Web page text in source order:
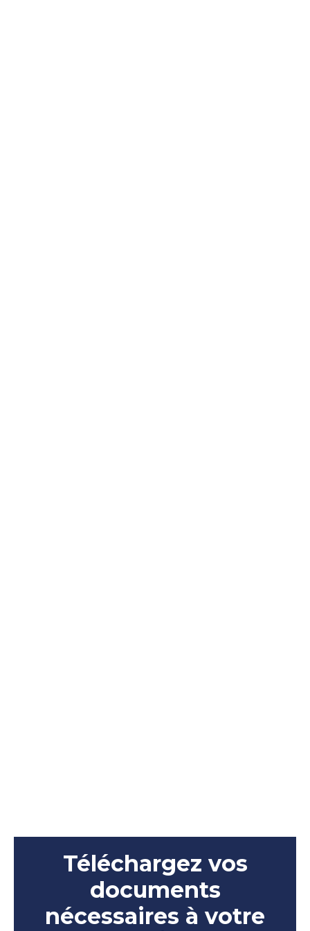
Téléchargez vos
documents
nécessaires à votre